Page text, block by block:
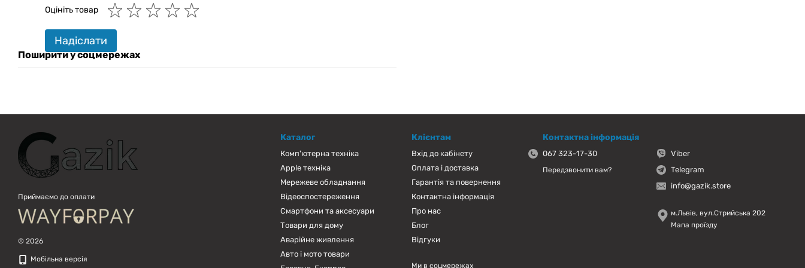
Оцініть товар
Надіслати
Поширити у соцмережах
Приймаємо до оплати
© 2026
Мобільна версія
Каталог
Комп'ютерна техніка
Apple техніка
Мережеве обладнання
Відеоспостереження
Смартфони та аксесуари
Товари для дому
Аварійне живлення
Авто і мото товари
Клієнтам
Вхід до кабінету
Оплата і доставка
Гарантія та повернення
Контактна інформація
Про нас
Блог
Відгуки
Ми в соцмережах
Контактна інформація
067 323-17-30
Передзвонити вам?
Viber
Telegram
info@gazik.store
м.Львів, вул.Стрийська 202
Мапа проїзду
Привіт! 👋 Я Gazik AI — допоможу
техніку. Що шукаєш?